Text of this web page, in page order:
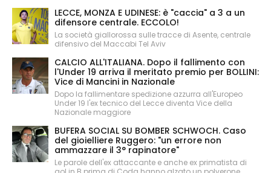
LECCE, MONZA E UDINESE: è "caccia" a 3 a un
difensore centrale. ECCOLO!
La società giallorossa sulle tracce di Asente, centrale
difensivo del Maccabi Tel Aviv
CALCIO ALL'ITALIANA. Dopo il fallimento con
l'Under 19 arriva il meritato premio per BOLLINI:
Vice di Mancini in Nazionale
Dopo la fallimentare spedizione azzurra all'Europeo
Under 19 l'ex tecnico del Lecce diventa Vice della
Nazionale maggiore
BUFERA SOCIAL SU BOMBER SCHWOCH. Caso
del gioielliere Ruggero: "un errore non
ammazzare il 3° rapinatore"
Le parole dell'ex attaccante e anche ex primatista di